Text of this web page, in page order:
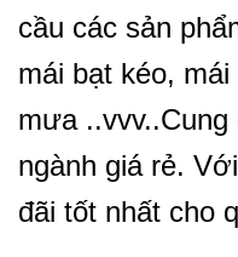
cầu các sản
mái bạt kéo,
mưa ..vvv..Cung
ngành giá rẻ.
đãi tốt nhất cho